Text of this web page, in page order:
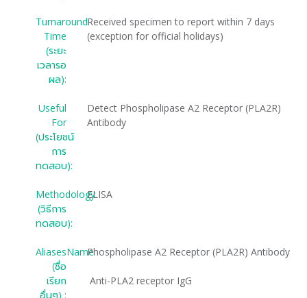
Turnaround
Time
(ระยะ
เวลารอ
ผล):
Received specimen to report within 7 days
(exception for official holidays)
Useful
For
(ประโยชน์
การ
ทดสอบ):
Detect Phospholipase A2 Receptor (PLA2R)
Antibody
Methodology
(วิธีการ
ทดสอบ):
ELISA
AliasesName
(ชื่อ
เรียก
อื่นๆ) :
Phospholipase A2 Receptor (PLA2R) Antibody
Anti-PLA2 receptor IgG